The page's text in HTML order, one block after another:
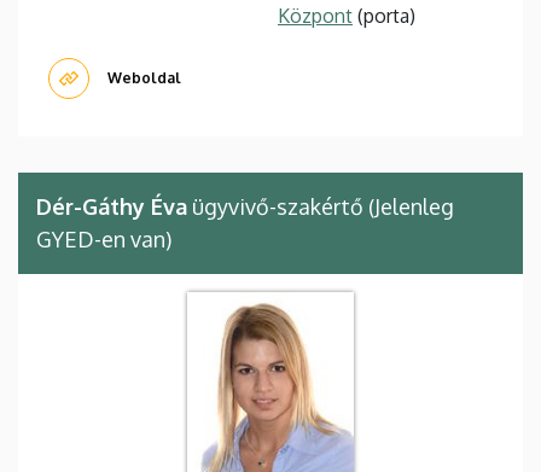
Központ (porta)
Weboldal
Dér-Gáthy Éva ügyvivő-szakértő (Jelenleg
GYED-en van)